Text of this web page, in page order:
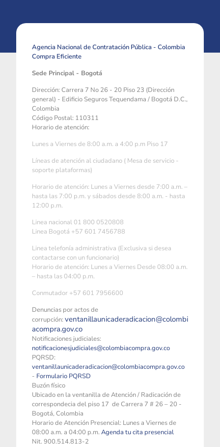
Agencia Nacional de Contratación Pública - Colombia
Compra Eficiente
Sede Principal - Bogotá
Dirección: Carrera 7 No 26 - 20 Piso 23 (Dirección
general) - Edificio Seguros Tequendama / Bogotá D.C.,
Colombia
Código Postal: 110311
Horario de atención:
Lunes a Viernes de 8:00 a.m. a 4:00 p.m Piso 17
Líneas de atención al ciudadano ( Mesa de servicio -
soporte plataformas)
Horario de atención: Lunes a Viernes desde 7:00 a.m. –
hasta las 7:00 p.m. y sábados desde 8:00 a.m. - hasta
12:00 p.m.
Linea nacional 01 800 0520808
Linea Bogotá +57 601 7456788
Linea telefonía administrativa (Exclusiva si desea
contactarse con un funcionario)
Horario de atención: Lunes a Viernes Desde 08:00 a.m.
– hasta las 04:00 p.m.
Conmutador +57 601 7956600
Denuncias por actos de
corrupción: ventanillaunicaderadicacion@colombi
acompra.gov.co
Notificaciones judiciales:
notificacionesjudiciales@colombiacompra.gov.co
PQRSD:
ventanillaunicaderadicacion@colombiacompra.gov.co
- Formulario PQRSD
Buzón físico
Ubicado en la ventanilla de Atención / Radicación de
correspondecia del piso 17 de Carrera 7 # 26 – 20 -
Bogotá, Colombia
Horario de Atención Presencial: Lunes a Viernes de
08:00 a.m. a 04:00 p.m. Agenda tu cita presencial
Nit. 900.514.813-2